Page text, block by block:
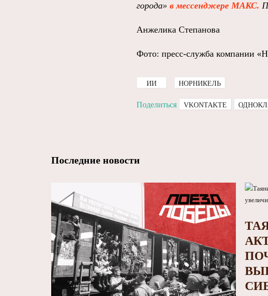
города» в мессенджере МАКС.
Анжелика Степанова
Фото: пресс-служба компании
ИИ НОРНИКЕЛЬ
Поделиться VKONTAKTE
Последние новости